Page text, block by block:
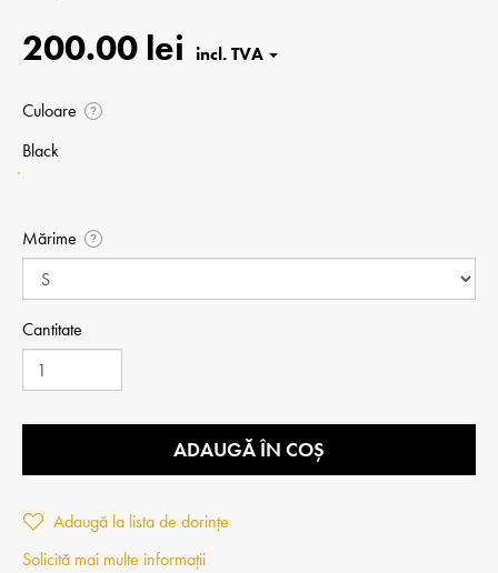
200.00 lei
Culoare ?
Black
Mărime ?
Cantitate
ADAUGĂ ÎN COȘ
Adaugă la lista de dorințe
Solicită mai multe informații